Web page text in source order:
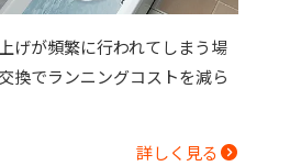
げが頻繁に行われてしまう場
換でランニングコストを減ら
詳しく見る